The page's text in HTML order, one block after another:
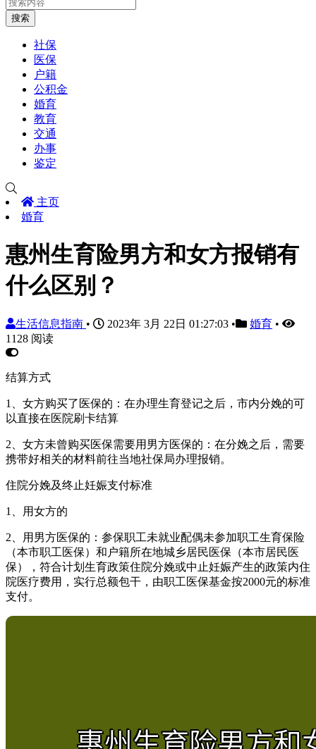
搜索
社保
医保
户籍
公积金
婚育
教育
交通
办事
鉴定
主页
婚育
惠州生育险男方和女方报销有
什么区别？
生活信息指南 • 2023年 3月 22日 01:27:03 • 婚育 •
1128 阅读
结算方式
1、女方购买了医保的：在办理生育登记之后，市内分娩的可
以直接在医院刷卡结算
2、女方未曾购买医保需要用男方医保的：在分娩之后，需要
携带好相关的材料前往当地社保局办理报销。
住院分娩及终止妊娠支付标准
1、用女方的
2、用男方医保的：参保职工未就业配偶未参加职工生育保险
（本市职工医保）和户籍所在地城乡居民医保（本市居民医
保），符合计划生育政策住院分娩或中止妊娠产生的政策内住
院医疗费用，实行总额包干，由职工医保基金按2000元的标准
支付。